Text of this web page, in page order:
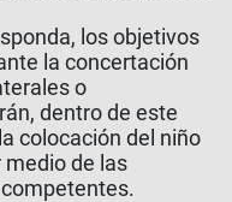
los objetivos
la concertación
o
dentro de este
colocación del niño
de las